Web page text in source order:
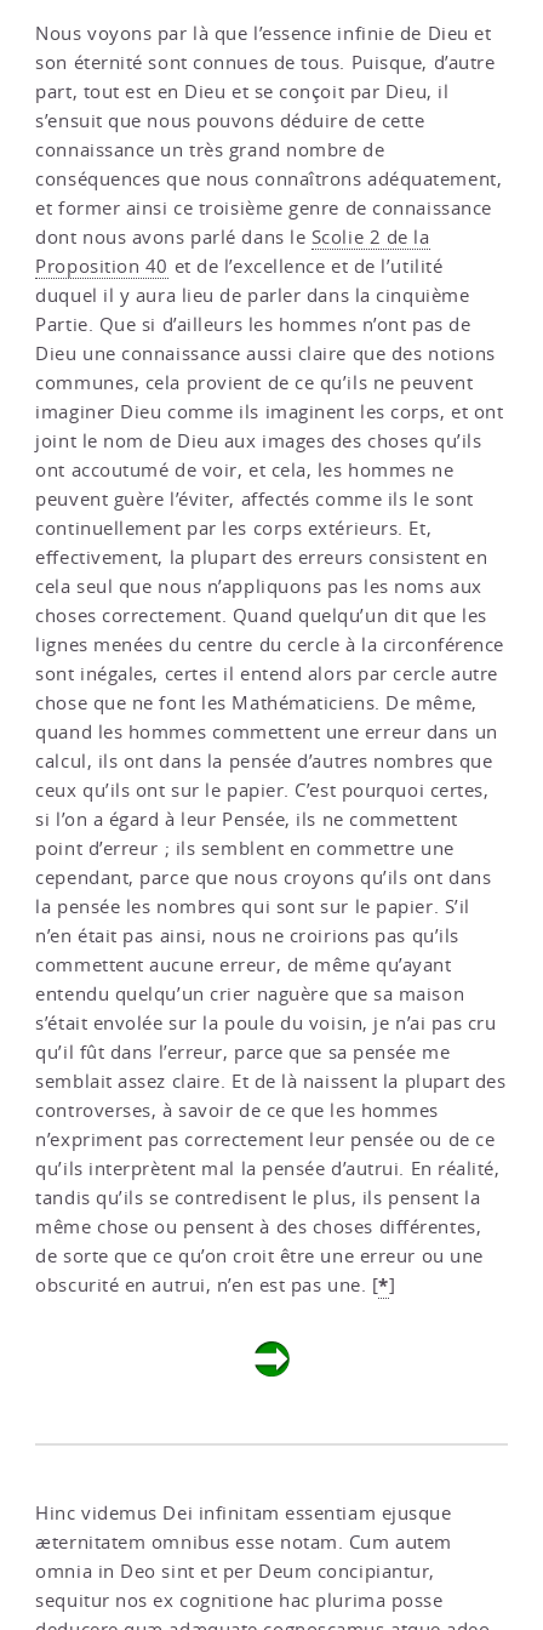
Nous voyons par là que l’essence infinie de Dieu et
son éternité sont connues de tous. Puisque, d’autre
part, tout est en Dieu et se conçoit par Dieu, il
s’ensuit que nous pouvons déduire de cette
connaissance un très grand nombre de
conséquences que nous connaîtrons adéquatement,
et former ainsi ce troisième genre de connaissance
dont nous avons parlé dans le Scolie 2 de la
Proposition 40 et de l’excellence et de l’utilité
duquel il y aura lieu de parler dans la cinquième
Partie. Que si d’ailleurs les hommes n’ont pas de
Dieu une connaissance aussi claire que des notions
communes, cela provient de ce qu’ils ne peuvent
imaginer Dieu comme ils imaginent les corps, et ont
joint le nom de Dieu aux images des choses qu’ils
ont accoutumé de voir, et cela, les hommes ne
peuvent guère l’éviter, affectés comme ils le sont
continuellement par les corps extérieurs. Et,
effectivement, la plupart des erreurs consistent en
cela seul que nous n’appliquons pas les noms aux
choses correctement. Quand quelqu’un dit que les
lignes menées du centre du cercle à la circonférence
sont inégales, certes il entend alors par cercle autre
chose que ne font les Mathématiciens. De même,
quand les hommes commettent une erreur dans un
calcul, ils ont dans la pensée d’autres nombres que
ceux qu’ils ont sur le papier. C’est pourquoi certes,
si l’on a égard à leur Pensée, ils ne commettent
point d’erreur ; ils semblent en commettre une
cependant, parce que nous croyons qu’ils ont dans
la pensée les nombres qui sont sur le papier. S’il
n’en était pas ainsi, nous ne croirions pas qu’ils
commettent aucune erreur, de même qu’ayant
entendu quelqu’un crier naguère que sa maison
s’était envolée sur la poule du voisin, je n’ai pas cru
qu’il fût dans l’erreur, parce que sa pensée me
semblait assez claire. Et de là naissent la plupart des
controverses, à savoir de ce que les hommes
n’expriment pas correctement leur pensée ou de ce
qu’ils interprètent mal la pensée d’autrui. En réalité,
tandis qu’ils se contredisent le plus, ils pensent la
même chose ou pensent à des choses différentes,
de sorte que ce qu’on croit être une erreur ou une
obscurité en autrui, n’en est pas une. [*]
Hinc videmus Dei infinitam essentiam ejusque
æternitatem omnibus esse notam. Cum autem
omnia in Deo sint et per Deum concipiantur,
sequitur nos ex cognitione hac plurima posse